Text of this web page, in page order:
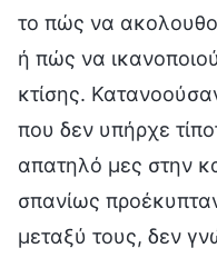
το πώς να
ή πώς να
κτίσης.
που δεν υπήρχε
απατηλό μες στην
σπανίως
μεταξύ τους, δεν